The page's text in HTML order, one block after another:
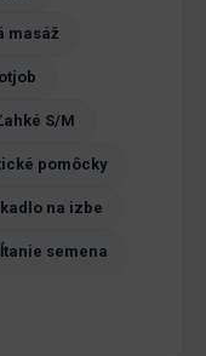
masáž
S/M
pomôcky
na izbe
semena